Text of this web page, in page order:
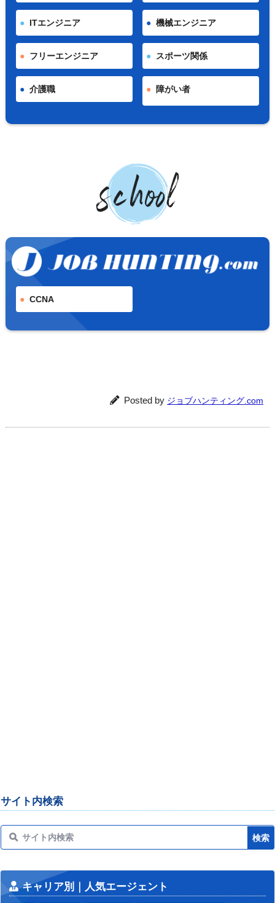
ITエンジニア 機械エンジニア
フリーエンジニア スポーツ関係
介護職 障がい者
CCNA
Posted by ジョブハンティング.com
サイト内検索
キャリア別｜人気エージェント